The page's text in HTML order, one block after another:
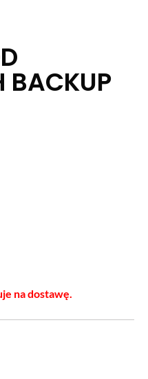
na dostawę.